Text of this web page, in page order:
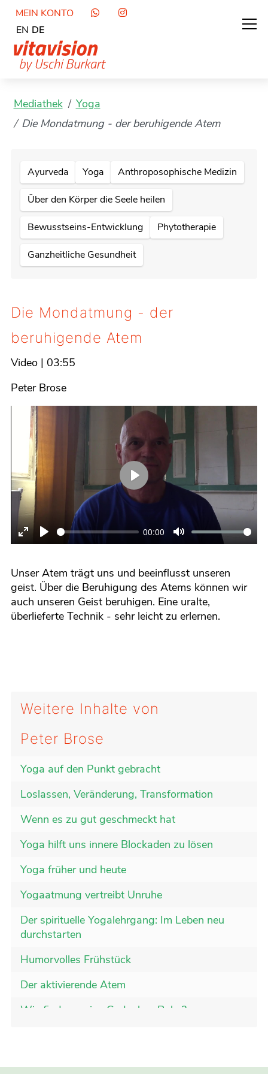
MEIN KONTO
EN DE
Mediathek
Yoga
Die Mondatmung - der beruhigende Atem
Ayurveda Yoga Anthroposophische Medizin
Über den Körper die Seele heilen
Bewusstseins-Entwicklung Phytotherapie
Ganzheitliche Gesundheit
Die Mondatmung - der
beruhigende Atem
Video | 03:55
Details
Peter Brose
EnterPlay
00:00
Mute
Play
Unser Atem trägt uns und beeinflusst unseren
geist. Über die Beruhigung des Atems können wir
auch unseren Geist beruhigen. Eine uralte,
überlieferte Technik - sehr leicht zu erlernen.
Weitere Inhalte von
Peter Brose
Yoga auf den Punkt gebracht
Loslassen, Veränderung, Transformation
Wenn es zu gut geschmeckt hat
Yoga hilft uns innere Blockaden zu lösen
Yoga früher und heute
Yogaatmung vertreibt Unruhe
Der spirituelle Yogalehrgang: Im Leben neu
durchstarten
Humorvolles Frühstück
Der aktivierende Atem
Wie finden meine Gedanken Ruhe?